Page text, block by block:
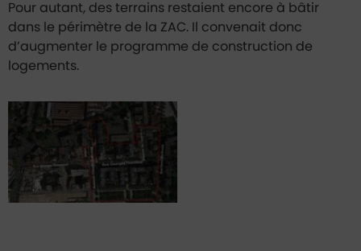
Pour autant, des terrains restaient encore à bâtir
dans le périmètre de la ZAC. Il convenait donc
d’augmenter le programme de construction de
logements.